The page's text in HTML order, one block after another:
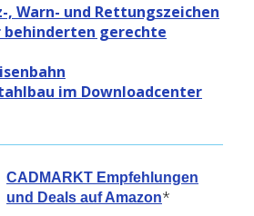
, Warn- und Rettungszeichen
behinderten gerechte
im Downloadcenter
CADMARKT Empfehlungen
und Deals auf Amazon*